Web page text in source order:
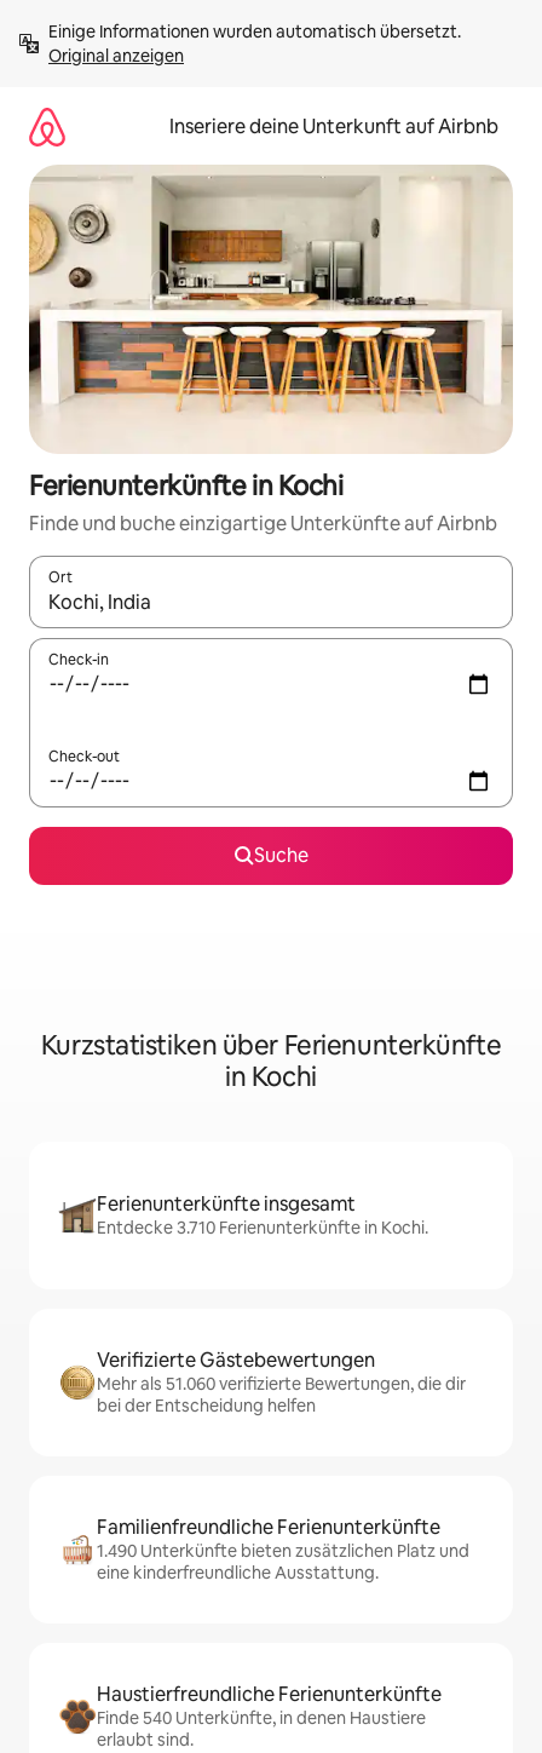
Inhalten
springenOriginal anzeigen
Inseriere deine Unterkunft auf Airbnb
Ferienunterkünfte in Kochi
Finde und buche einzigartige Unterkünfte auf Airbnb
Ort
Wenn Ergebnisse verfügbar sind, navigiere mit den
Check-in
Check-out
Suche
Kurzstatistiken über Ferienunterkünfte
in Kochi
Ferienunterkünfte insgesamt
Entdecke 3.710 Ferienunterkünfte in Kochi.
Verifizierte Gästebewertungen
Mehr als 51.060 verifizierte Bewertungen, die dir
bei der Entscheidung helfen
Familienfreundliche Ferienunterkünfte
1.490 Unterkünfte bieten zusätzlichen Platz und
eine kinderfreundliche Ausstattung.
Haustierfreundliche Ferienunterkünfte
Finde 540 Unterkünfte, in denen Haustiere
erlaubt sind.